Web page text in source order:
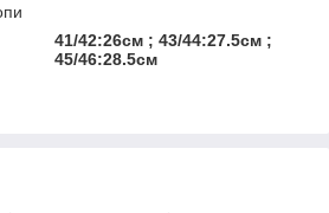
41/42:26см ; 43/44:27.5см ;
45/46:28.5см